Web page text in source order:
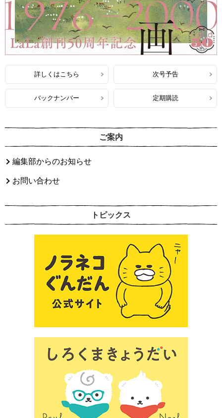
詳しくはこちら 次号予告
バックナンバー 定期購読
ご案内
編集部からのお知らせ
お問い合わせ
トピックス